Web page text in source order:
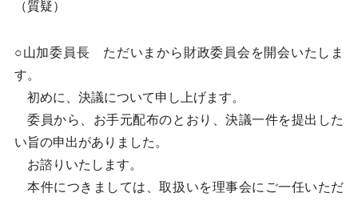
（質疑）
○山加委員長 ただいまから財政委員会を開会いたしま
す。
初めに、決議について申し上げます。
委員から、お手元配布のとおり、決議一件を提出した
い旨の申出がありました。
お諮りいたします。
本件につきましては、取扱いを理事会にご一任いただ